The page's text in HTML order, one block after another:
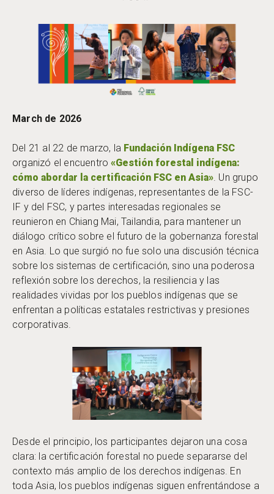
March de 2026
Del 21 al 22 de marzo, la Fundación Indígena FSC
organizó el encuentro«Gestión forestal indígena:
cómo abordar la certificación FSC en Asia». Un grupo
diverso de líderes indígenas, representantes de la FSC-
IF y del FSC, y partes interesadas regionales se
reunieron en Chiang Mai, Tailandia, para mantener un
diálogo crítico sobre el futuro de la gobernanza forestal
en Asia. Lo que surgió no fue solo una discusión técnica
sobre los sistemas de certificación, sino una poderosa
reflexión sobre los derechos, la resiliencia y las
realidades vividas por los pueblos indígenas que se
enfrentan a políticas estatales restrictivas y presiones
corporativas.
Desde el principio, los participantes dejaron una cosa
clara: la certificación forestal no puede separarse del
contexto más amplio de los derechos indígenas. En
toda Asia, los pueblos indígenas siguen enfrentándose a